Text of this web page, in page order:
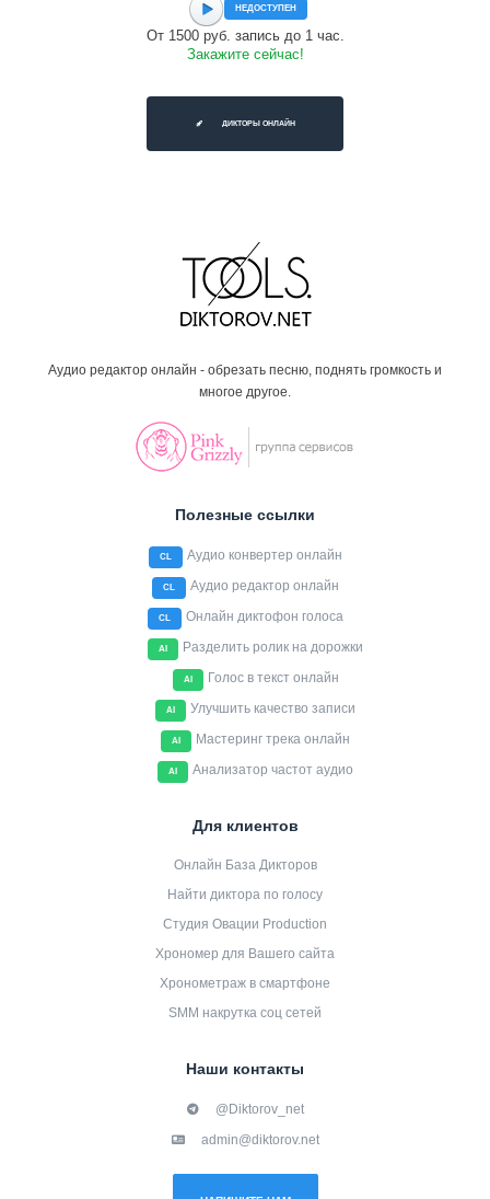
НЕДОСТУПЕН
От 1500 руб. запись до 1 час.
Закажите сейчас!
ДИКТОРЫ ОНЛАЙН
Аудио редактор онлайн - обрезать песню, поднять громкость и
многое другое.
Полезные ссылки
CL Аудио конвертер онлайн
CL Аудио редактор онлайн
CL Онлайн диктофон голоса
AI Разделить ролик на дорожки
AI Голос в текст онлайн
AI Улучшить качество записи
AI Мастеринг трека онлайн
AI Анализатор частот аудио
Для клиентов
Онлайн База Дикторов
Найти диктора по голосу
Студия Овации Production
Хрономер для Вашего сайта
Хронометраж в смартфоне
SMM накрутка соц сетей
Наши контакты
@Diktorov_net
admin@diktorov.net